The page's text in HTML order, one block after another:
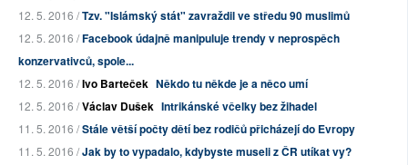
12. 5. 2016 /Tzv. "Islámský stát" zavraždil ve středu 90 muslimů
12. 5. 2016 /Facebook údajně manipuluje trendy v neprospěch
konzervativců, spole...
12. 5. 2016 /Ivo Barteček Někdo tu někde je a něco umí
12. 5. 2016 /Václav Dušek Intrikánské včelky bez žihadel
11. 5. 2016 /Stále větší počty dětí bez rodičů přicházejí do Evropy
11. 5. 2016 /Jak by to vypadalo, kdybyste museli z ČR utíkat vy?